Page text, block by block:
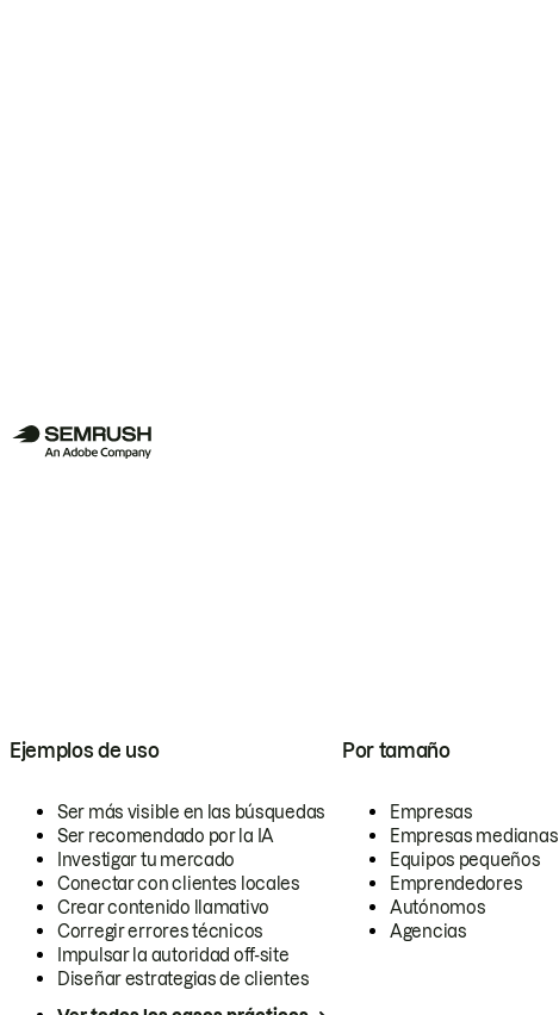
Ejemplos de uso
Ser más visible en las búsquedas
Ser recomendado por la IA
Investigar tu mercado
Conectar con clientes locales
Crear contenido llamativo
Corregir errores técnicos
Impulsar la autoridad off-site
Diseñar estrategias de clientes
Por tamaño
Empresas
Empresas medianas
Equipos pequeños
Emprendedores
Autónomos
Agencias